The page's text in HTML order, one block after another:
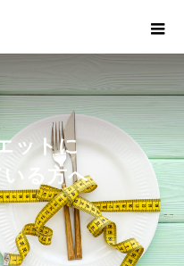
ットに
る方へ